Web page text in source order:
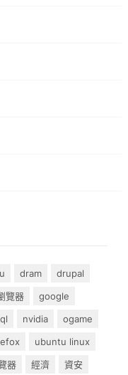
dram
drupal
覽器
google
nvidia
ogame
ubuntu linux
器 經濟
資安